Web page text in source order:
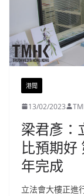
港聞
13/02/2023
梁君彥：
比預期好
年完成
立法會大樓正進